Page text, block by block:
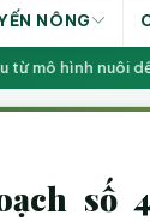
NÔNG
mô hình nuôi dế
số